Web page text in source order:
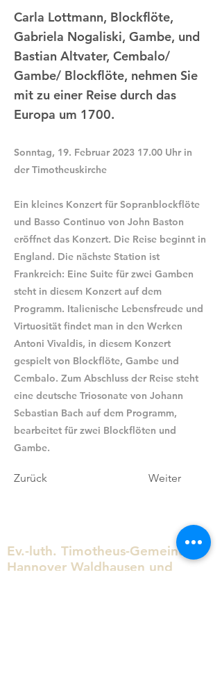
Carla Lottmann, Blockflöte,
Gabriela Nogaliski, Gambe, und
Bastian Altvater, Cembalo/
Gambe/ Blockflöte, nehmen Sie
mit zu einer Reise durch das
Europa um 1700.
Sonntag, 19. Februar 2023 17.00 Uhr in
der Timotheuskirche
Ein kleines Konzert für Sopranblockflöte
und Basso Continuo von John Baston
eröffnet das Konzert. Die Reise beginnt in
England. Die nächste Station ist
Frankreich: Eine Suite für zwei Gamben
steht in diesem Konzert auf dem
Programm. Italienische Lebensfreude und
Virtuosität findet man in den Werken
Antoni Vivaldis, in diesem Konzert
gespielt von Blockflöte, Gambe und
Cembalo. Zum Abschluss der Reise steht
eine deutsche Triosonate von Johann
Sebastian Bach auf dem Programm,
bearbeitet für zwei Blockflöten und
Gambe.
Zurück Weiter
Ev.-luth. Timotheus-Gemeinde
Hannover Waldhausen und